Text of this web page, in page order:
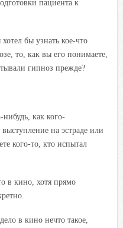
пациента к
бы узнать кое-что
то, как вы его понимаете,
гипноз прежде?
как кого-
на эстраде или
кого-то, кто испытал
в кино, хотя прямо
в кино нечто такое,